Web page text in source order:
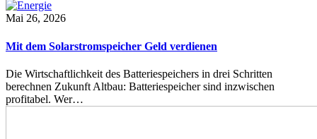
Mai 26, 2026
Mit dem Solarstromspeicher Geld verdienen
Die Wirtschaftlichkeit des Batteriespeichers in drei Schritten
berechnen Zukunft Altbau: Batteriespeicher sind inzwischen
profitabel. Wer…